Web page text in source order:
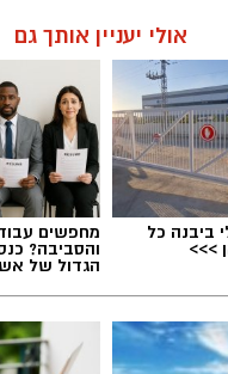
אולי יעניין אותך גם
ביבנה כל
>>>
מחפשים
והסביבה?
הגדול של